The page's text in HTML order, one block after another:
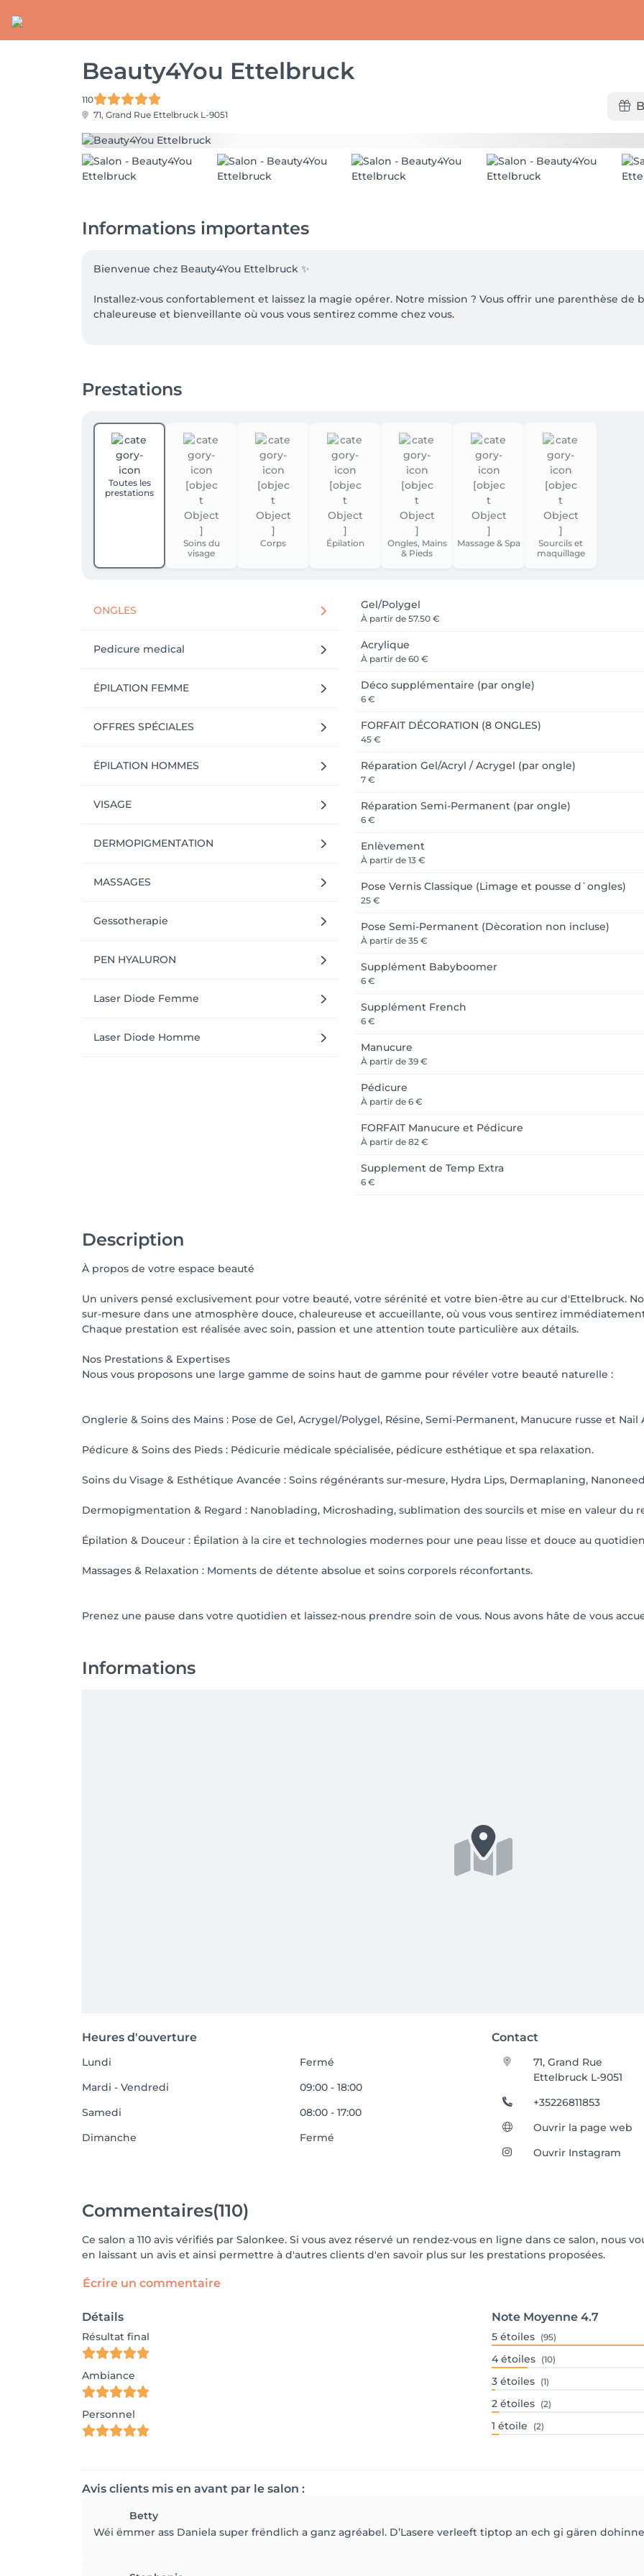
Beauty4You Ettelbruck
110
71, Grand Rue Ettelbruck L-9051
Informations importantes
Bienvenue chez Beauty4You Ettelbruck ✨
Installez-vous confortablement et laissez la magie opérer. Notre mission ? Vous offrir une parenthèse de
chaleureuse et bienveillante où vous vous sentirez comme chez vous.
Prestations
Toutes les
prestations
Soins du
visage
Corps Épilation
Ongles, Mains
& Pieds
Massage & Spa
Sourcils et
maquillage
ONGLES
Pedicure medical
ÉPILATION FEMME
OFFRES SPÉCIALES
ÉPILATION HOMMES
VISAGE
DERMOPIGMENTATION
MASSAGES
Gessotherapie
PEN HYALURON
Laser Diode Femme
Laser Diode Homme
Gel/Polygel
À partir de 57.50 €
Acrylique
À partir de 60 €
Déco supplémentaire (par ongle)
6 €
FORFAIT DÉCORATION (8 ONGLES)
45 €
Réparation Gel/Acryl / Acrygel (par ongle)
7 €
Réparation Semi-Permanent (par ongle)
6 €
Enlèvement
À partir de 13 €
Pose Vernis Classique (Limage et pousse d`ongles)
25 €
Pose Semi-Permanent (Dècoration non incluse)
À partir de 35 €
Supplément Babyboomer
6 €
Supplément French
6 €
Manucure
À partir de 39 €
Pédicure
À partir de 6 €
FORFAIT Manucure et Pédicure
À partir de 82 €
Supplement de Temp Extra
6 €
Description
À propos de votre espace beauté
Un univers pensé exclusivement pour votre beauté, votre sérénité et votre bien-être au cur d'Ettelbruck.
sur-mesure dans une atmosphère douce, chaleureuse et accueillante, où vous vous sentirez
Chaque prestation est réalisée avec soin, passion et une attention toute particulière aux détails.
Nos Prestations & Expertises
Nous vous proposons une large gamme de soins haut de gamme pour révéler votre beauté naturelle :
Onglerie & Soins des Mains : Pose de Gel, Acrygel/Polygel, Résine, Semi-Permanent, Manucure russe et Nail
Pédicure & Soins des Pieds : Pédicurie médicale spécialisée, pédicure esthétique et spa relaxation.
Soins du Visage & Esthétique Avancée : Soins régénérants sur-mesure, Hydra Lips, Dermaplaning,
Dermopigmentation & Regard : Nanoblading, Microshading, sublimation des sourcils et mise en valeur du
Épilation & Douceur : Épilation à la cire et technologies modernes pour une peau lisse et douce au
Massages & Relaxation : Moments de détente absolue et soins corporels réconfortants.
Prenez une pause dans votre quotidien et laissez-nous prendre soin de vous. Nous avons hâte de vous
Informations
Heures d'ouverture Contact
Lundi
Fermé
Mardi - Vendredi
09:00 - 18:00
Samedi
08:00 - 17:00
Dimanche
Fermé
71, Grand Rue
Ettelbruck L-9051
+35226811853
Ouvrir la page web
Ouvrir Instagram
Commentaires(110)
Ce salon a 110 avis vérifiés par Salonkee. Si vous avez réservé un rendez-vous en ligne dans ce salon, nous
en laissant un avis et ainsi permettre à d'autres clients d'en savoir plus sur les prestations proposées.
Écrire un commentaire
Détails
Résultat final
Ambiance
Personnel
Note Moyenne 4.7
5 étoiles (95)
4 étoiles (10)
3 étoiles (1)
2 étoiles (2)
1 étoile (2)
Avis clients mis en avant par le salon :
Betty
Wéi ëmmer ass Daniela super frëndlich a ganz agréabel. D’Lasere verleeft tiptop an ech gi gären